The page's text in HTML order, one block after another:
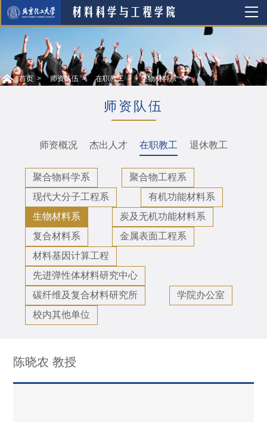
首页 师资队伍 在职教工 生物材料系
师资队伍
师资概况 杰出人才 在职教工 退休教工
聚合物科学系
聚合物工程系
现代大分子工程系
有机功能材料系
生物材料系
炭及无机功能材料系
复合材料系
金属表面工程系
材料基因计算工程
先进弹性体材料研究中心
碳纤维及复合材料研究所
学院办公室
校内其他单位
陈晓农 教授